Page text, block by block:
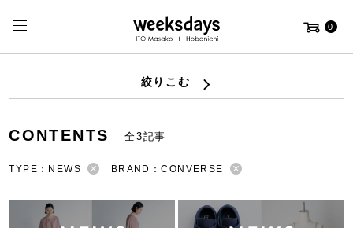
0
絞りこむ
CONTENTS 全3記事
TYPE：NEWS BRAND：CONVERSE